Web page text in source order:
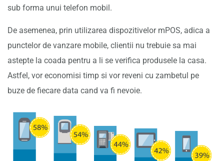
sub forma unui telefon mobil.
De asemenea, prin utilizarea dispozitivelor mPOS, adica a
punctelor de vanzare mobile, clientii nu trebuie sa mai
astepte la coada pentru a li se verifica produsele la casa.
Astfel, vor economisi timp si vor reveni cu zambetul pe
buze de fiecare data cand va fi nevoie.